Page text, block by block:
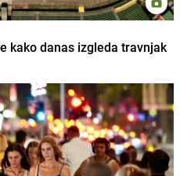
kako danas izgleda travnjak